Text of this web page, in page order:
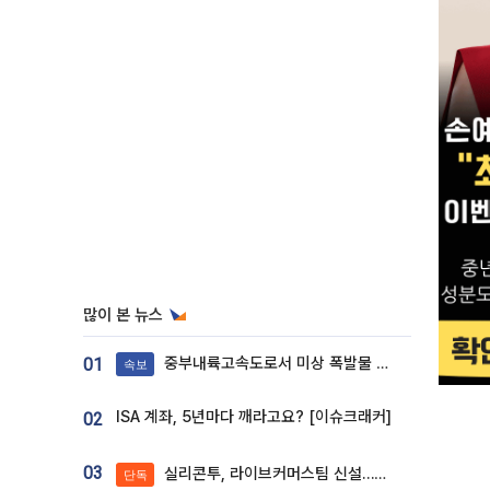
많이 본 뉴스
01 속보 중부내륙고속도로서 미상 폭발물 발견
02 ISA 계좌, 5년마다 깨라고요? [이슈크래커]
03 단독 실리콘투, 라이브커머스팀 신설…K뷰티 ‘글로벌 판매망’ 확대[K뷰티 라방戰]